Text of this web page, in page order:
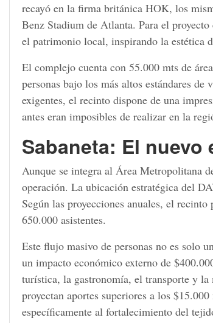
recayó en la firma británica HOK, los
Benz Stadium de Atlanta. Para el
el patrimonio local, inspirando la estética
El complejo cuenta con 55.000 mts de
personas bajo los más altos estándares
exigentes, el recinto dispone de una
antes eran imposibles de realizar en la
Sabaneta: El
Aunque se integra al Área Metropolitana
operación. La ubicación estratégica del
Según las proyecciones anuales, el
650.000 asistentes.
Este flujo masivo de personas no es solo
un impacto económico externo de
turística, la gastronomía, el transporte y
proyectan aportes superiores a los
específicamente al fortalecimiento del